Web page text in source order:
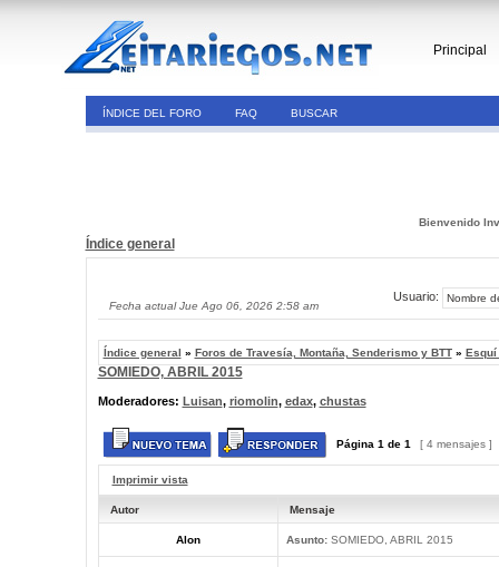
Principal
ÍNDICE DEL FORO FAQ BUSCAR
Bienvenido
Índice general
Fecha actual Jue Ago 06, 2026 2:58 am
Usuario:
Índice general » Foros de Travesía, Montaña, Senderismo y BTT» Esquí
SOMIEDO, ABRIL 2015
Moderadores: Luisan, riomolin, edax, chustas
Página 1 de 1 [ 4 mensajes ]
Imprimir vista
Autor Mensaje
Alon Asunto:SOMIEDO, ABRIL 2015